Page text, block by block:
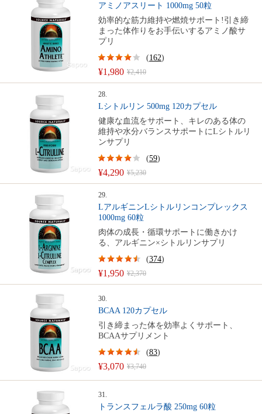
アミノアスリート 1000mg 50粒
効率的な筋力維持や燃焼サポート!引き締
まった体作りをお手伝いするアミノ酸サ
プリ
¥1,980 ¥2,410
(162)
28.
Lシトルリン 500mg 120カプセル
健康な血流をサポート、キレのある体の
維持や水分バランスサポートにLシトルリ
ンサプリ
¥4,290 ¥5,230
(59)
29.
LアルギニンLシトルリンコンプレックス
1000mg 60粒
肉体の成長・循環サポートに働きかけ
る、アルギニン×シトルリンサプリ
¥1,950 ¥2,370
(374)
30.
BCAA 120カプセル
引き締まった体を効率よくサポート、
BCAAサプリメント
¥3,070 ¥3,740
(83)
31.
トランスフェルラ酸 250mg 60粒